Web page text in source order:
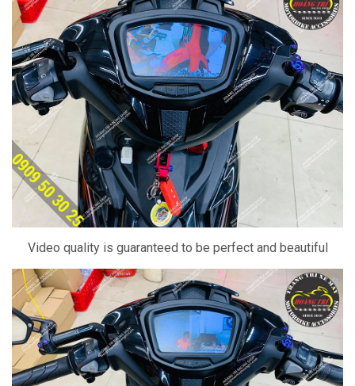
Video quality is guaranteed to be perfect and beautiful